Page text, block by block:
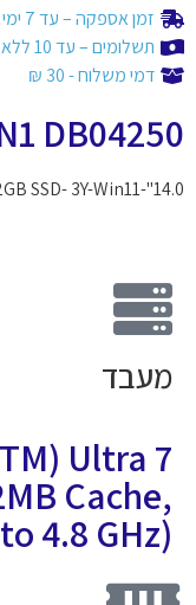
Ultra
to 4.8
זמן אספקה – עד 7 ימי עסקים
תשלומים – עד 10 ללא ריבית
דמי משלוח - 30 ₪